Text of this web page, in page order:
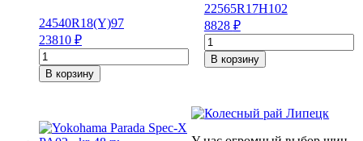
24540R18(Y)97
23810 ₽
Количество
товара
Continental
245/40/R18
В корзину
22565R17H102
8828 ₽
Количество
товара
Pirelli
225/65/R17
В корзину